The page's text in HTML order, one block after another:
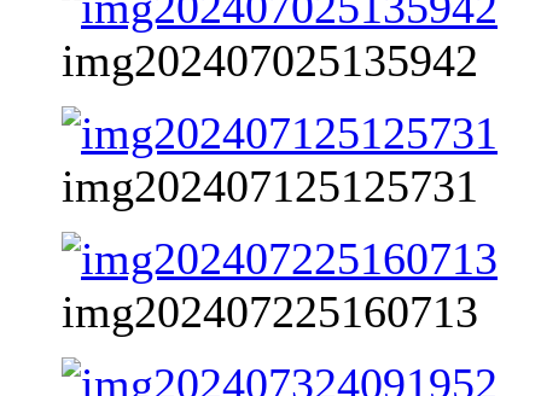
img202407025135942
img202407125125731
img202407225160713